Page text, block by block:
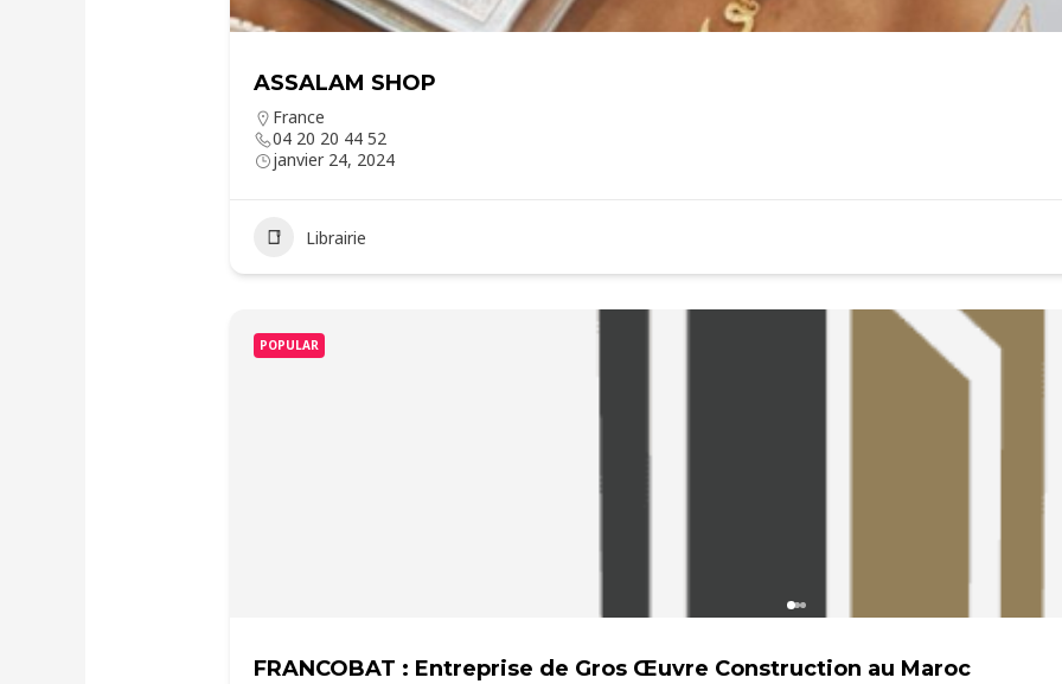
ASSALAM SHOP
France
04 20 20 44 52
janvier 24, 2024
Librairie
POPULAR
FRANCOBAT : Entreprise de Gros Œuvre Construction au Maroc